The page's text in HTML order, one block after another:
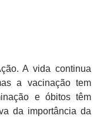
A vida continua
a vacinação tem
e óbitos têm
da importância da